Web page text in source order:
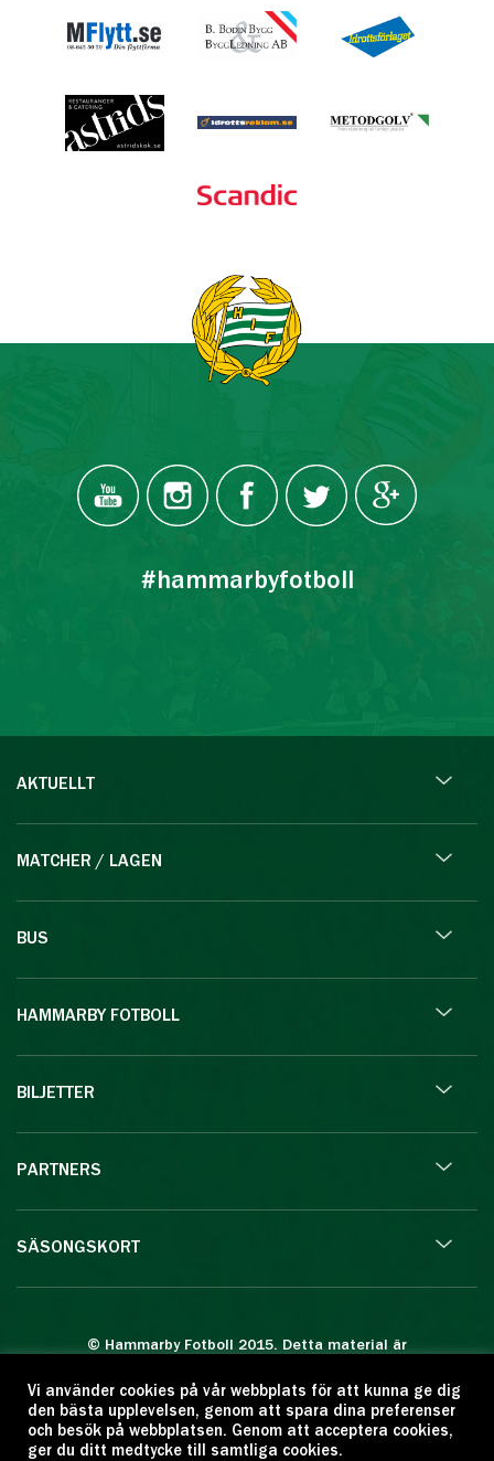
#hammarbyfotboll
AKTUELLT
MATCHER / LAGEN
BUS
HAMMARBY FOTBOLL
BILJETTER
PARTNERS
SÄSONGSKORT
© Hammarby Fotboll 2015. Detta material är
Eftertryck eller annan kopiering är förbjuden.
Citera oss gärna men ange källan:
www.hammarbyfotboll.se. Ansvarig utgivare:
Vi använder cookies på vår webbplats för att kunna ge dig
den bästa upplevelsen, genom att spara dina preferenser
och besök på webbplatsen. Genom att acceptera cookies,
ger du ditt medtycke till samtliga cookies.